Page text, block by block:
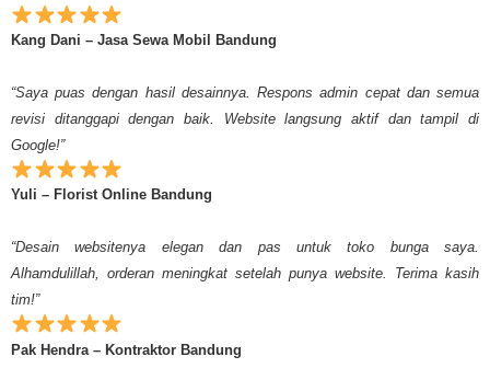
Kang Dani – Jasa Sewa Mobil Bandung
“Saya puas dengan hasil desainnya. Respons admin cepat dan semua
revisi ditanggapi dengan baik. Website langsung aktif dan tampil di
Google!”
Yuli – Florist Online Bandung
“Desain websitenya elegan dan pas untuk toko bunga saya.
Alhamdulillah, orderan meningkat setelah punya website. Terima kasih
tim!”
Pak Hendra – Kontraktor Bandung